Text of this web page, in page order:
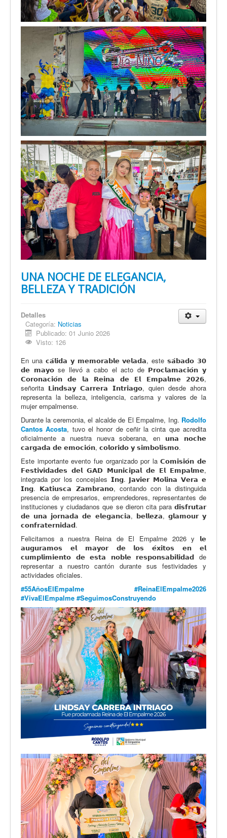
UNA NOCHE DE ELEGANCIA,
BELLEZA Y TRADICIÓN
Detalles
Categoría: Noticias
Publicado: 01 Junio 2026
Visto: 126
En una 𝗰𝗮́𝗹𝗶𝗱𝗮 𝘆 𝗺𝗲𝗺𝗼𝗿𝗮𝗯𝗹𝗲 𝘃𝗲𝗹𝗮𝗱𝗮, este 𝘀𝗮́𝗯𝗮𝗱𝗼 𝟯𝟬
𝗱𝗲 𝗺𝗮𝘆𝗼 se llevó a cabo el acto de 𝗣𝗿𝗼𝗰𝗹𝗮𝗺𝗮𝗰𝗶𝗼́𝗻 𝘆
𝗖𝗼𝗿𝗼𝗻𝗮𝗰𝗶𝗼́𝗻 𝗱𝗲 𝗹𝗮 𝗥𝗲𝗶𝗻𝗮 𝗱𝗲 𝗘𝗹 𝗘𝗺𝗽𝗮𝗹𝗺𝗲 𝟮𝟬𝟮𝟲,
señorita 𝗟𝗶𝗻𝗱𝘀𝗮𝘆 𝗖𝗮𝗿𝗿𝗲𝗿𝗮 𝗜𝗻𝘁𝗿𝗶𝗮𝗴𝗼, quien desde ahora
representa la belleza, inteligencia, carisma y valores de la
mujer empalmense.
Durante la ceremonia, el alcalde de El Empalme, Ing. Rodolfo
Cantos Acosta, tuvo el honor de ceñir la cinta que acredita
oficialmente a nuestra nueva soberana, en 𝘂𝗻𝗮 𝗻𝗼𝗰𝗵𝗲
𝗰𝗮𝗿𝗴𝗮𝗱𝗮 𝗱𝗲 𝗲𝗺𝗼𝗰𝗶𝗼́𝗻, 𝗰𝗼𝗹𝗼𝗿𝗶𝗱𝗼 𝘆 𝘀𝗶𝗺𝗯𝗼𝗹𝗶𝘀𝗺𝗼.
Este importante evento fue organizado por la 𝗖𝗼𝗺𝗶𝘀𝗶𝗼́𝗻 𝗱𝗲
𝗙𝗲𝘀𝘁𝗶𝘃𝗶𝗱𝗮𝗱𝗲𝘀 𝗱𝗲𝗹 𝗚𝗔𝗗 𝗠𝘂𝗻𝗶𝗰𝗶𝗽𝗮𝗹 𝗱𝗲 𝗘𝗹 𝗘𝗺𝗽𝗮𝗹𝗺𝗲,
integrada por los concejales 𝗜𝗻𝗴. 𝗝𝗮𝘃𝗶𝗲𝗿 𝗠𝗼𝗹𝗶𝗻𝗮 𝗩𝗲𝗿𝗮 𝗲
𝗜𝗻𝗴. 𝗞𝗮𝘁𝗶𝘂𝘀𝗰𝗮 𝗭𝗮𝗺𝗯𝗿𝗮𝗻𝗼, contando con la distinguida
presencia de empresarios, emprendedores, representantes de
instituciones y ciudadanos que se dieron cita para 𝗱𝗶𝘀𝗳𝗿𝘂𝘁𝗮𝗿
𝗱𝗲 𝘂𝗻𝗮 𝗷𝗼𝗿𝗻𝗮𝗱𝗮 𝗱𝗲 𝗲𝗹𝗲𝗴𝗮𝗻𝗰𝗶𝗮, 𝗯𝗲𝗹𝗹𝗲𝘇𝗮, 𝗴𝗹𝗮𝗺𝗼𝘂𝗿 𝘆
𝗰𝗼𝗻𝗳𝗿𝗮𝘁𝗲𝗿𝗻𝗶𝗱𝗮𝗱.
Felicitamos a nuestra Reina de El Empalme 2026 y 𝗹𝗲
𝗮𝘂𝗴𝘂𝗿𝗮𝗺𝗼𝘀 𝗲𝗹 𝗺𝗮𝘆𝗼𝗿 𝗱𝗲 𝗹𝗼𝘀 𝗲́𝘅𝗶𝘁𝗼𝘀 𝗲𝗻 𝗲𝗹
𝗰𝘂𝗺𝗽𝗹𝗶𝗺𝗶𝗲𝗻𝘁𝗼 𝗱𝗲 𝗲𝘀𝘁𝗮 𝗻𝗼𝗯𝗹𝗲 𝗿𝗲𝘀𝗽𝗼𝗻𝘀𝗮𝗯𝗶𝗹𝗶𝗱𝗮𝗱 de
representar a nuestro cantón durante sus festividades y
actividades oficiales.
#55AñosElEmpalme
#ReinaElEmpalme2026
#VivaElEmpalme #SeguimosConstruyendo